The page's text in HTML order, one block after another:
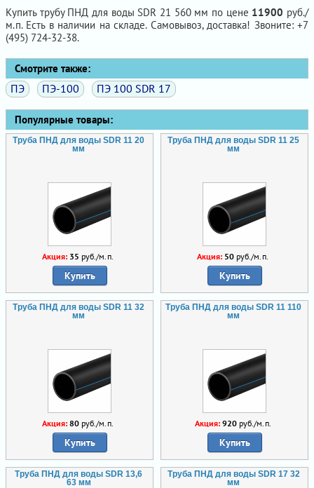
Купить трубу ПНД для воды SDR 21 560 мм по цене 11900 руб./
м.п. Есть в наличии на складе. Самовывоз, доставка! Звоните: +7
(495) 724-32-38.
Смотрите также:
ПЭ ПЭ-100 ПЭ 100 SDR 17
Популярные товары:
Труба ПНД для воды SDR 11 20
мм
Акция: 35 руб./м.п.
Купить
Труба ПНД для воды SDR 11 25
мм
Акция: 50 руб./м.п.
Купить
Труба ПНД для воды SDR 11 32
мм
Акция: 80 руб./м.п.
Купить
Труба ПНД для воды SDR 11 110
мм
Акция: 920руб./м.п.
Купить
Труба ПНД для воды SDR 13,6
63 мм
Труба ПНД для воды SDR 17 32
мм